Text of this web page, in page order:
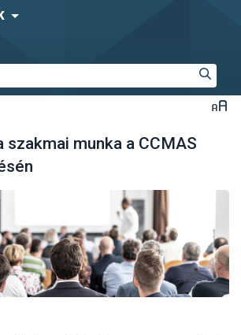
szakmai munka a CCMAS